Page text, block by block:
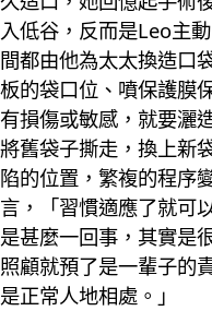
入低谷，反而是Leo主
間都由他為太太換造口
板的袋口位、噴保護膜
有損傷或敏感，就要灑
將舊袋子撕走，換上新
陷的位置，繁複的程序
言，「習慣適應了就可
是甚麼一回事，其實是
照顧就預了是一輩子的
是正常人地相處。」